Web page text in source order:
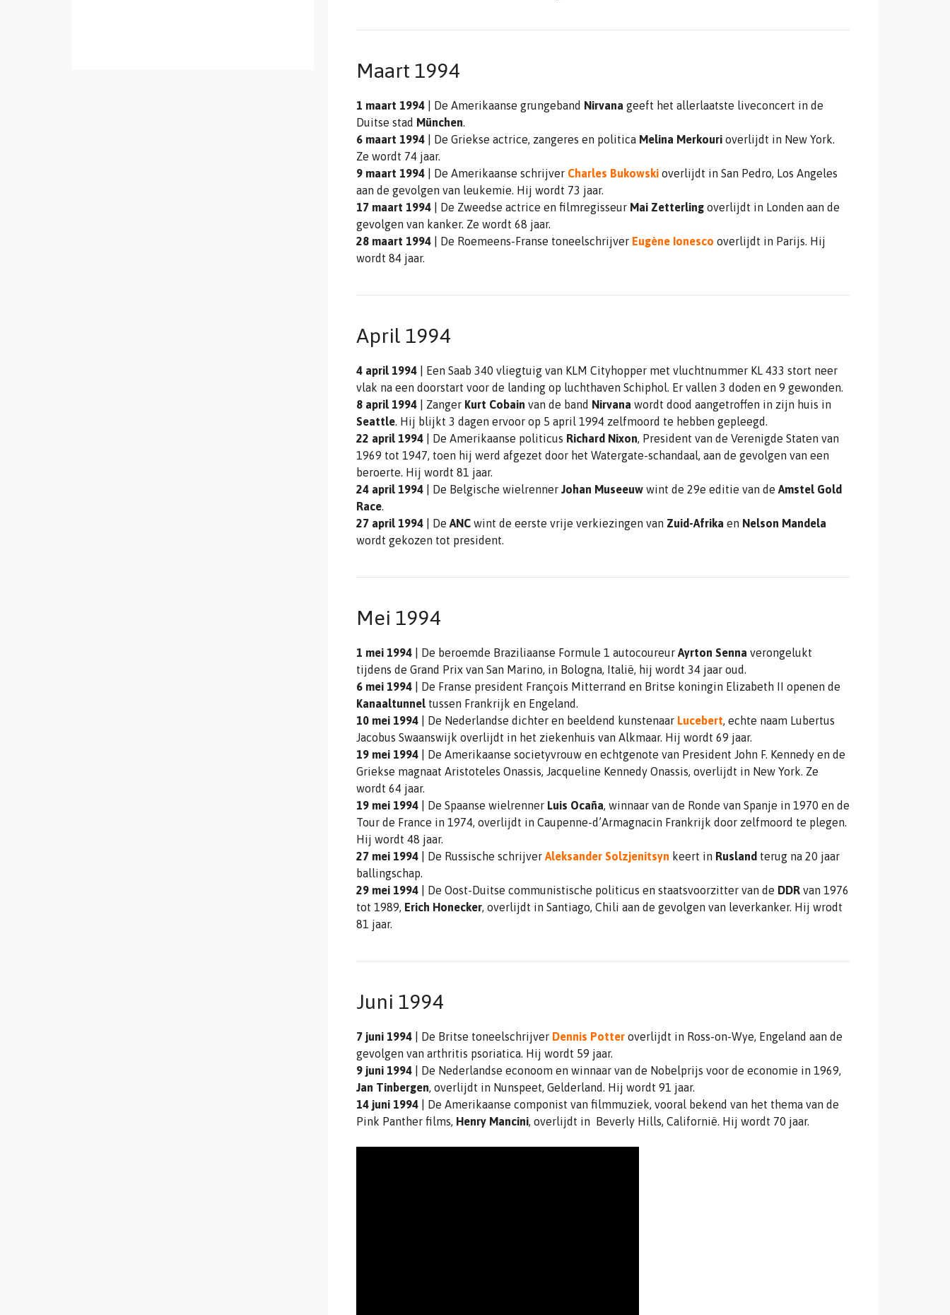
Maart 1994
1 maart 1994 | De Amerikaanse grungeband Nirvana geeft het allerlaatste liveconcert in de
Duitse stad München.
6 maart 1994 | De Griekse actrice, zangeres en politica Melina Merkouri overlijdt in New York.
Ze wordt 74 jaar.
9 maart 1994 | De Amerikaanse schrijver Charles Bukowski overlijdt in San Pedro, Los Angeles
aan de gevolgen van leukemie. Hij wordt 73 jaar.
17 maart 1994 | De Zweedse actrice en filmregisseur Mai Zetterling overlijdt in Londen aan de
gevolgen van kanker. Ze wordt 68 jaar.
28 maart 1994 | De Roemeens-Franse toneelschrijver Eugène Ionesco overlijdt in Parijs. Hij
wordt 84 jaar.
April 1994
4 april 1994 | Een Saab 340 vliegtuig van KLM Cityhopper met vluchtnummer KL 433 stort neer
vlak na een doorstart voor de landing op luchthaven Schiphol. Er vallen 3 doden en 9 gewonden.
8 april 1994 | Zanger Kurt Cobain van de band Nirvana wordt dood aangetroffen in zijn huis in
Seattle. Hij blijkt 3 dagen ervoor op 5 april 1994 zelfmoord te hebben gepleegd.
22 april 1994 | De Amerikaanse politicus Richard Nixon, President van de Verenigde Staten van
1969 tot 1947, toen hij werd afgezet door het Watergate-schandaal, aan de gevolgen van een
beroerte. Hij wordt 81 jaar.
24 april 1994 | De Belgische wielrenner Johan Museeuw wint de 29e editie van de Amstel Gold
Race.
27 april 1994 | De ANC wint de eerste vrije verkiezingen van Zuid-Afrika en Nelson Mandela
wordt gekozen tot president.
Mei 1994
1 mei 1994 | De beroemde Braziliaanse Formule 1 autocoureur Ayrton Senna verongelukt
tijdens de Grand Prix van San Marino, in Bologna, Italië, hij wordt 34 jaar oud.
6 mei 1994 | De Franse president François Mitterrand en Britse koningin Elizabeth II openen de
Kanaaltunnel tussen Frankrijk en Engeland.
10 mei 1994 | De Nederlandse dichter en beeldend kunstenaar Lucebert, echte naam Lubertus
Jacobus Swaanswijk overlijdt in het ziekenhuis van Alkmaar. Hij wordt 69 jaar.
19 mei 1994 | De Amerikaanse societyvrouw en echtgenote van President John F. Kennedy en de
Griekse magnaat Aristoteles Onassis, Jacqueline Kennedy Onassis, overlijdt in New York. Ze
wordt 64 jaar.
19 mei 1994 | De Spaanse wielrenner Luis Ocaña, winnaar van de Ronde van Spanje in 1970 en de
Tour de France in 1974, overlijdt in Caupenne-d’Armagnacin Frankrijk door zelfmoord te plegen.
Hij wordt 48 jaar.
27 mei 1994 | De Russische schrijver Aleksander Solzjenitsyn keert in Rusland terug na 20 jaar
ballingschap.
29 mei 1994 | De Oost-Duitse communistische politicus en staatsvoorzitter van de DDR van 1976
tot 1989, Erich Honecker, overlijdt in Santiago, Chili aan de gevolgen van leverkanker. Hij wrodt
81 jaar.
Juni 1994
7 juni 1994 | De Britse toneelschrijver Dennis Potter overlijdt in Ross-on-Wye, Engeland aan de
gevolgen van arthritis psoriatica. Hij wordt 59 jaar.
9 juni 1994 | De Nederlandse econoom en winnaar van de Nobelprijs voor de economie in 1969,
Jan Tinbergen, overlijdt in Nunspeet, Gelderland. Hij wordt 91 jaar.
14 juni 1994 | De Amerikaanse componist van filmmuziek, vooral bekend van het thema van de
Pink Panther films, Henry Mancini, overlijdt in Beverly Hills, Californië. Hij wordt 70 jaar.